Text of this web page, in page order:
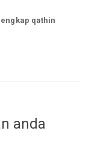
qathin
anda